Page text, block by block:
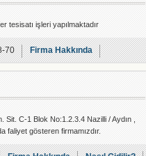
tesisatı işleri yapılmaktadır
70
Firma Hakkında
C-1 Blok No:1.2.3.4 Nazilli / Aydın ,
faliyet gösteren firmamızdır.